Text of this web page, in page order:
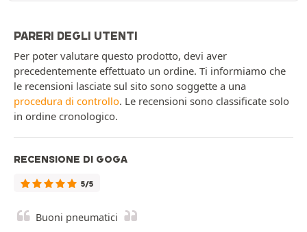
PARERI DEGLI UTENTI
Per poter valutare questo prodotto, devi aver
precedentemente effettuato un ordine. Ti informiamo che
le recensioni lasciate sul sito sono soggette a una
procedura di controllo. Le recensioni sono classificate solo
in ordine cronologico.
RECENSIONE DI GOGA
5/5
Buoni pneumatici